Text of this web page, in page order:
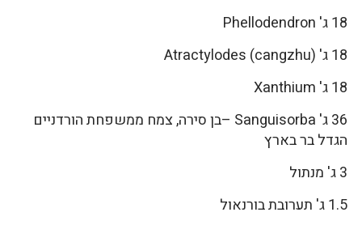
18 ג' Phellodendron
18 ג' Atractylodes (cangzhu)
18 ג' Xanthium
36 ג' Sanguisorba –בן סירה, צמח ממשפחת הורדניים
הגדל בר בארץ
3 ג' מנתול
1.5 ג' תערובת בורנאול